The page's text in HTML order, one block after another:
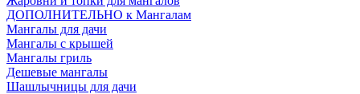
ДОПОЛНИТЕЛЬНО к Мангалам
Мангалы для дачи
Мангалы с крышей
Мангалы гриль
Дешевые мангалы
Шашлычницы для дачи